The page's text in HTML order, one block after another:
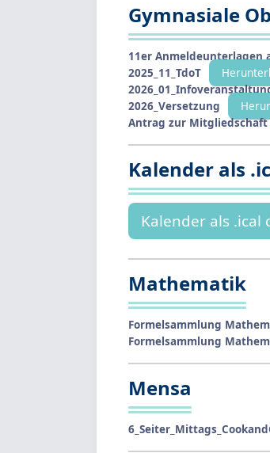
Gymnasiale
11er Anmeldeunterlagen
2025_11_TdoT
2026_Versetzung
Antrag zur
Kalender als
Kalender als .ical
Mathematik
Formelsammlung
Formelsammlung
Mensa